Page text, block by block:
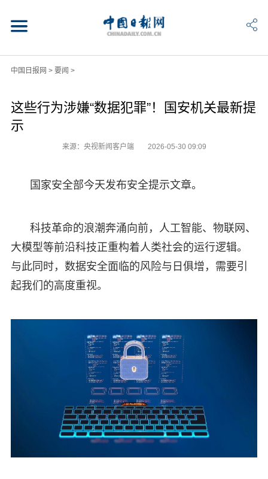
中国日报网 > 要闻 >
这些行为涉嫌“数据犯罪”！国安机关最新提
示
来源：央视新闻客户端 2026-05-30 09:09
国家安全部今天发布安全提示文章。
科技革命的浪潮奔涌向前，人工智能、物联网、
大模型等前沿科技正重构着人类社会的运行逻辑。
与此同时，数据安全面临的风险与日俱增，需要引
起我们的高度重视。